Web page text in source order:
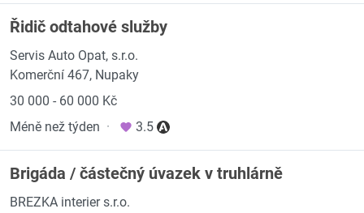
Řidič odtahové služby
Servis Auto Opat, s.r.o.
Komerční 467, Nupaky
30 000 - 60 000 Kč
Méně než týden · 3.5
Brigáda / částečný úvazek v truhlárně
BREZKA interier s.r.o.